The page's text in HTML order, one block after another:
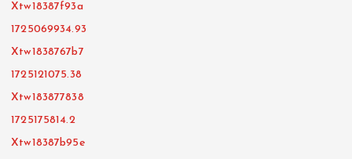
Xtw18387f93a
1725069934.93
Xtw1838767b7
1725121075.38
Xtw183877838
1725175814.2
Xtw18387b95e